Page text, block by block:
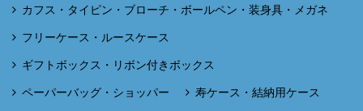
カフス・タイピン・ブローチ・ボールペン・装身具・メガネ
フリーケース・ルースケース
ギフトボックス・リボン付きボックス
ペーパーバッグ・ショッパー 寿ケース・結納用ケース